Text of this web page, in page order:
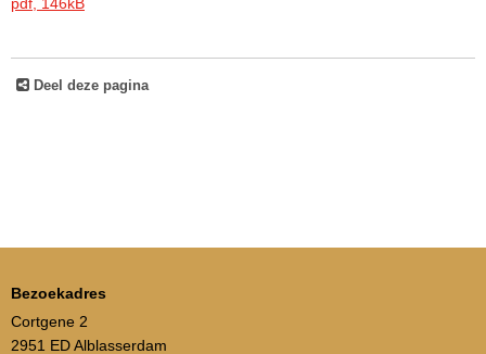
pdf, 146kB
Deel deze pagina
Bezoekadres
Cortgene 2
2951 ED Alblasserdam